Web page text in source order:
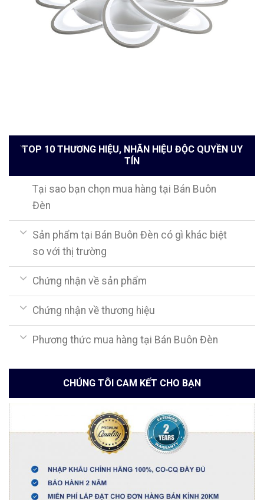
TOP 10 THƯƠNG HIỆU, NHÃN HIỆU ĐỘC QUYỀN UY
TÍN
Tại sao bạn chọn mua hàng tại Bán Buôn
Đèn
Sản phẩm tại Bán Buôn Đèn có gì khác biệt
so với thị trường
Chứng nhận về sản phẩm
Chứng nhận về thương hiệu
Phương thức mua hàng tại Bán Buôn Đèn
CHÚNG TÔI CAM KẾT CHO BẠN